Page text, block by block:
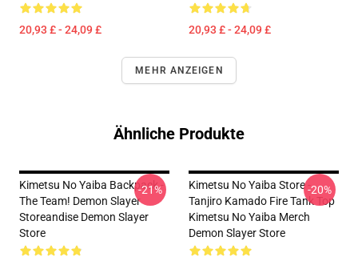
20,93 £ - 24,09 £ 20,93 £ - 24,09 £
MEHR ANZEIGEN
Ähnliche Produkte
Kimetsu No Yaiba Backpack -
The Team! Demon Slayer
Storeandise Demon Slayer
Store
-21%
Kimetsu No Yaiba Store -
Tanjiro Kamado Fire Tank Top
Kimetsu No Yaiba Merch
Demon Slayer Store
-20%